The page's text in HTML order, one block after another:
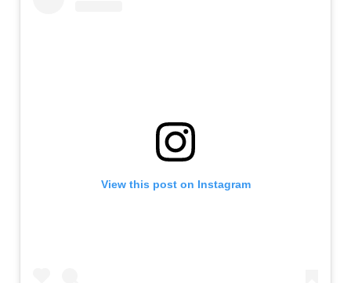
View this post on Instagram